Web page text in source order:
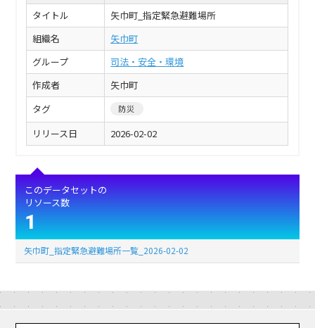
タイトル
矢巾町_指定緊急避難場所
組織名
矢巾町
グループ
司法・安全・環境
作成者
矢巾町
タグ
防災
リリース日 2026-02-02
このデータセットの
リソース数
1
矢巾町_指定緊急避難場所一覧_2026-02-02